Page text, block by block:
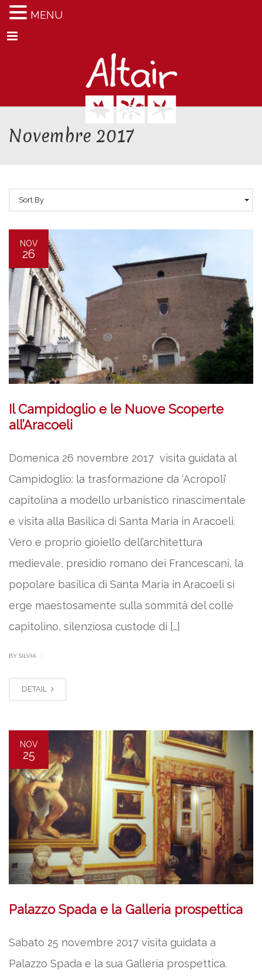
Menu
Novembre 2017
Sort By
NOV
26
Il Campidoglio e le Nuove Scoperte
all’Aracoeli
Domenica 26 novembre 2017 visita guidata al
Campidoglio: la trasformazione da ‘Acropoli’
capitolina a modello urbanistico rinascimentale
e visita alla Basilica di Santa Maria in Aracoeli.
Vero e proprio gioiello dell’architettura
medievale, presidio romano dei Francescani, la
popolare basilica di Santa Maria in Aracoeli si
erge maestosamente sulla sommità del colle
capitolino, silenziosa custode di […]
BY SILVIA
DETAIL
NOV
25
Palazzo Spada e la Galleria prospettica
Sabato 25 novembre 2017 visita guidata a
Palazzo Spada e la sua Galleria prospettica.
MENU